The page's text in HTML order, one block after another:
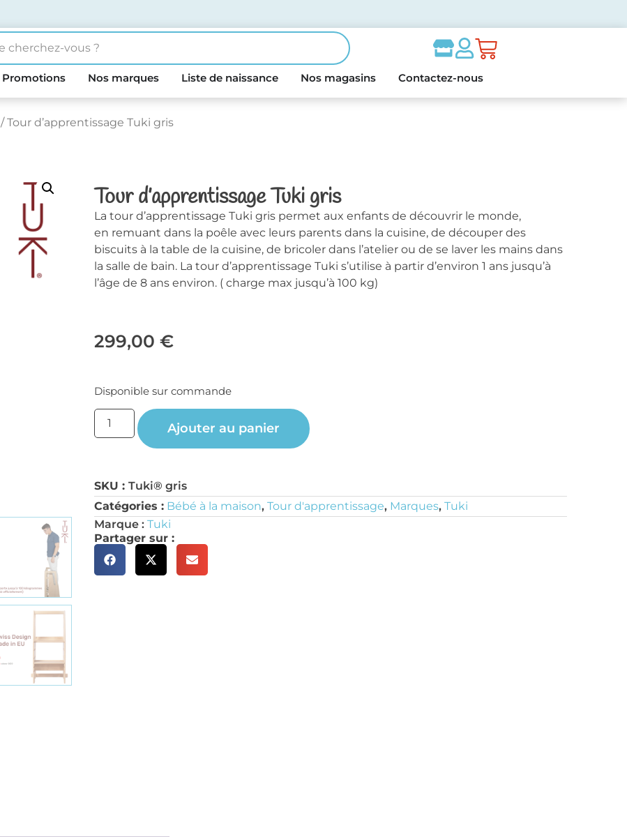
Promotions Nos marques Liste de naissance Nos magasins Contactez-nous
/ Tour d’apprentissage Tuki gris
Tour d’apprentissage Tuki gris
La tour d’apprentissage Tuki gris permet aux enfants de découvrir le monde,
en remuant dans la poêle avec leurs parents dans la cuisine, de découper des
biscuits à la table de la cuisine, de bricoler dans l’atelier ou de se laver les mains dans
la salle de bain. La tour d’apprentissage Tuki s’utilise à partir d’environ 1 ans jusqu’à
l’âge de 8 ans environ. ( charge max jusqu’à 100 kg)
299,00€
Disponible sur commande
Ajouter au panier
SKU :Tuki® gris
Catégories : Bébé à la maison,Tour d'apprentissage, Marques,Tuki
Marque :Tuki
Partager sur :